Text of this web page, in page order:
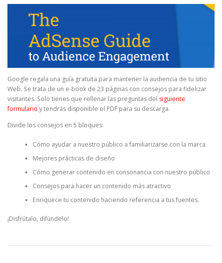
Google regala una guía gratuita para mantener la audiencia de tu sitio
Web. Se trata de un e-book de 23 páginas con consejos para fidelizar
visitantes. Solo tienes que rellenar las preguntas del siguiente
formulario y tendrás disponible el PDF para su descarga.
Divide los consejos en 5 bloques:
Cómo ayudar a nuestro público a familiarizarse con la marca
Mejores prácticas de diseño
Cómo generar contenido en consonancia con nuestro público
Consejos para hacer un contenido más atractivo
Enriquece tu contenido haciendo referencia a tus fuentes.
¡Disfrútalo, difúndelo!